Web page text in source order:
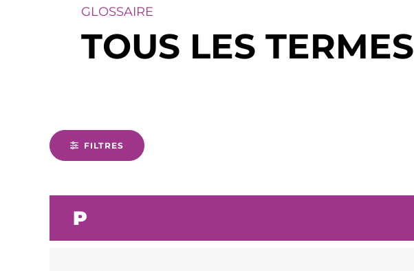
GLOSSAIRE
TOUS LES TERMES
FILTRES
P